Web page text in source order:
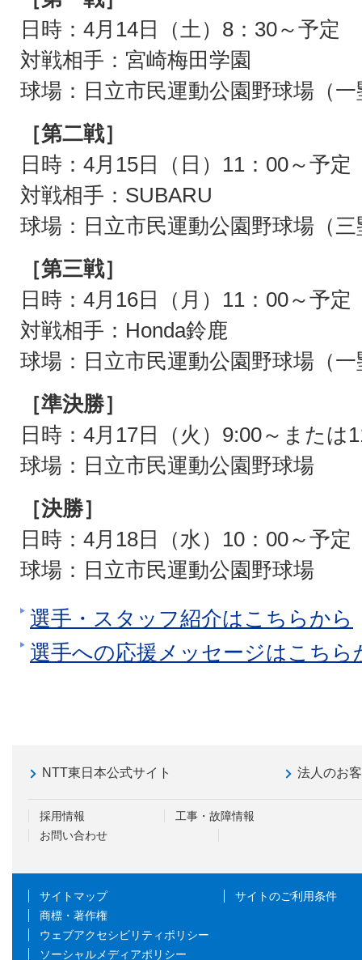
日時：4月14日（土）8：30～予定
対戦相手：宮崎梅田学園
球場：日立市民運動公園野球場（一
［第二戦］
日時：4月15日（日）11：00～予定
対戦相手：SUBARU
球場：日立市民運動公園野球場（三
［第三戦］
日時：4月16日（月）11：00～予定
対戦相手：Honda鈴鹿
球場：日立市民運動公園野球場（一
［準決勝］
日時：4月17日（火）9:00～または
球場：日立市民運動公園野球場
［決勝］
日時：4月18日（水）10：00～予定
球場：日立市民運動公園野球場
選手・スタッフ紹介はこちらから
選手への応援メッセージはこちら
NTT東日本公式サイト 法人のお
採用情報
工事・故障情報
お問い合わせ
サイトマップ
サイトのご利用条件
商標・著作権
ウェブアクセシビリティポリシー
ソーシャルメディアポリシー